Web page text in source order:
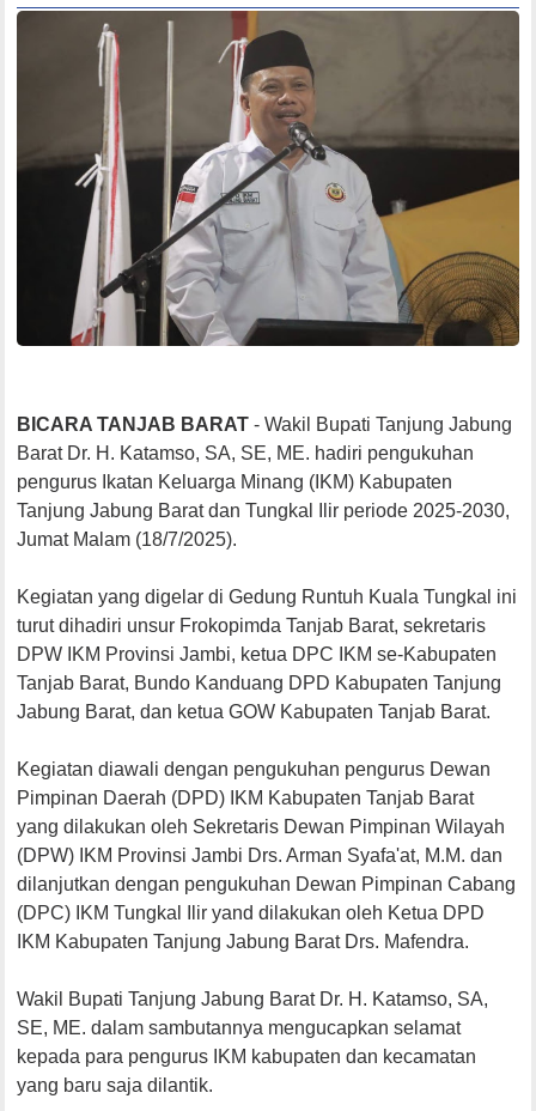
BICARA TANJAB BARAT- Wakil Bupati Tanjung Jabung
Barat Dr. H. Katamso, SA, SE, ME. hadiri pengukuhan
pengurus Ikatan Keluarga Minang (IKM) Kabupaten
Tanjung Jabung Barat dan Tungkal Ilir periode 2025-2030,
Jumat Malam (18/7/2025).
Kegiatan yang digelar di Gedung Runtuh Kuala Tungkal ini
turut dihadiri unsur Frokopimda Tanjab Barat, sekretaris
DPW IKM Provinsi Jambi, ketua DPC IKM se-Kabupaten
Tanjab Barat, Bundo Kanduang DPD Kabupaten Tanjung
Jabung Barat, dan ketua GOW Kabupaten Tanjab Barat.
Kegiatan diawali dengan pengukuhan pengurus Dewan
Pimpinan Daerah (DPD) IKM Kabupaten Tanjab Barat
yang dilakukan oleh Sekretaris Dewan Pimpinan Wilayah
(DPW) IKM Provinsi Jambi Drs. Arman Syafa'at, M.M. dan
dilanjutkan dengan pengukuhan Dewan Pimpinan Cabang
(DPC) IKM Tungkal Ilir yand dilakukan oleh Ketua DPD
IKM Kabupaten Tanjung Jabung Barat Drs. Mafendra.
Wakil Bupati Tanjung Jabung Barat Dr. H. Katamso, SA,
SE, ME. dalam sambutannya mengucapkan selamat
kepada para pengurus IKM kabupaten dan kecamatan
yang baru saja dilantik.